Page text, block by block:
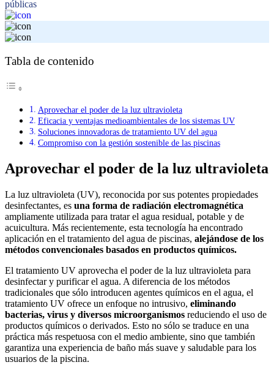
públicas
Tabla de contenido
Aprovechar el poder de la luz ultravioleta
Eficacia y ventajas medioambientales de los sistemas UV
Soluciones innovadoras de tratamiento UV del agua
Compromiso con la gestión sostenible de las piscinas
Aprovechar el poder de la luz ultravioleta
La luz ultravioleta (UV), reconocida por sus potentes propiedades
desinfectantes, es una forma de radiación electromagnética
ampliamente utilizada para tratar el agua residual, potable y de
acuicultura. Más recientemente, esta tecnología ha encontrado
aplicación en el tratamiento del agua de piscinas, alejándose de los
métodos convencionales basados en productos químicos.
El tratamiento UV aprovecha el poder de la luz ultravioleta para
desinfectar y purificar el agua. A diferencia de los métodos
tradicionales que sólo introducen agentes químicos en el agua, el
tratamiento UV ofrece un enfoque no intrusivo, eliminando
bacterias, virus y diversos microorganismos reduciendo el uso de
productos químicos o derivados. Esto no sólo se traduce en una
práctica más respetuosa con el medio ambiente, sino que también
garantiza una experiencia de baño más suave y saludable para los
usuarios de la piscina.